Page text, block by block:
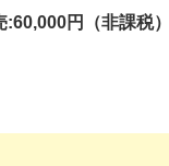
:60,000円（非課税）